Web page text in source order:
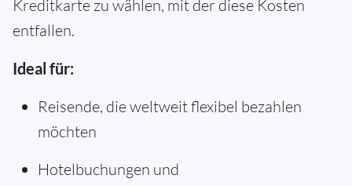
Kreditkarte zu wählen, mit der diese Kosten
entfallen.
Ideal für:
Reisende, die weltweit flexibel bezahlen
möchten
Hotelbuchungen und